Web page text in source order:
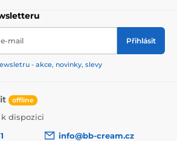
mail Přihlásit
- akce, novinky, slevy
offline
dispozici
info@bb-cream.cz